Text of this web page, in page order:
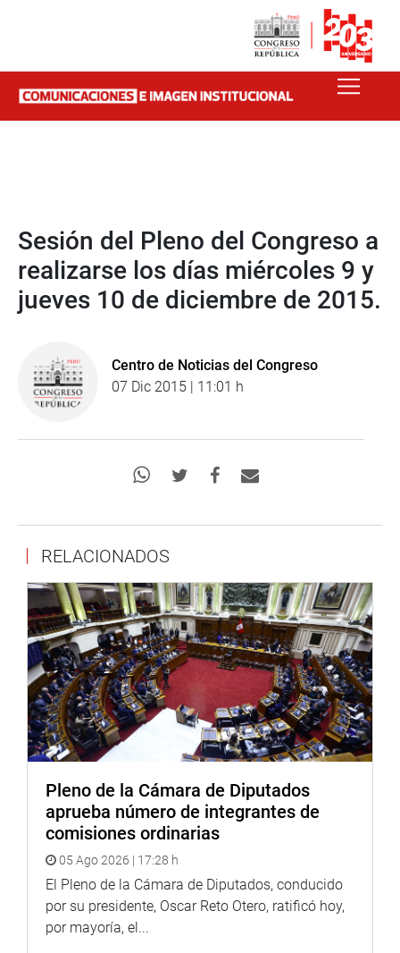
Sesión del Pleno del Congreso a
realizarse los días miércoles 9 y
jueves 10 de diciembre de 2015.
Centro de Noticias del Congreso
07 Dic 2015 | 11:01 h
RELACIONADOS
Pleno de la Cámara de Diputados
aprueba número de integrantes de
comisiones ordinarias
05 Ago 2026 | 17:28 h
El Pleno de la Cámara de Diputados, conducido
por su presidente, Oscar Reto Otero, ratificó hoy,
por mayoría, el...